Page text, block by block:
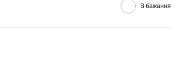
В бажання